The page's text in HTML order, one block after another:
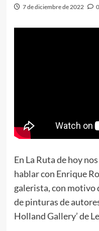
7 de diciembre de 2022 0
En La Ruta de hoy
hablar con Enrique
galerista, con motivo
de pinturas de
Holland Gallery’ de